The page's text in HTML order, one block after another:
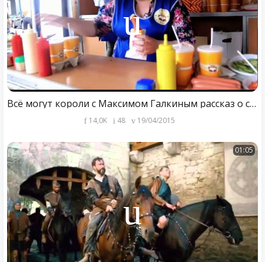
Всё могут короли с Максимом Галкиным рассказ о съёмках +трейлер сериал 12 серий
14,0K 48 19/04/2015
01:05